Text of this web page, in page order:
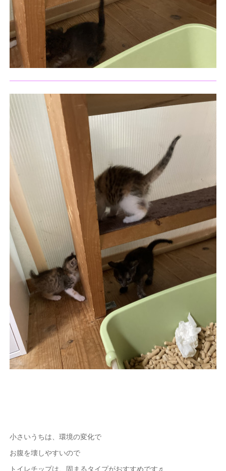
小さいうちは、環境の変化で
お腹を壊しやすいので
トイレチップは、固まるタイプがおすすめです♬